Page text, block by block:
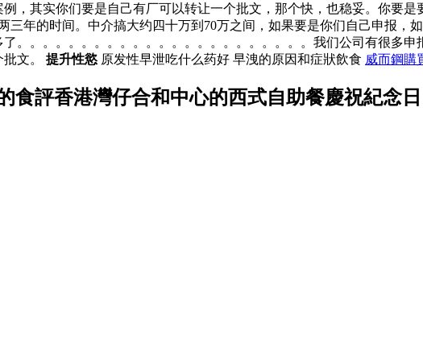
，其实你们要是自己有厂可以转让一个批文，那个快，也稳妥。你要是
年的时间。中介搞大约四十万到70万之间，如果要是你们自己申报，
。。。。。。。。。。。。。。。。。。。。。。。我们公司有很多申
文。 提升性慾 原发性早泄吃什么药好 早洩的原因和症狀飲食 威而鋼購
食評香港灣仔合和中心的西式自助餐慶祝紀念